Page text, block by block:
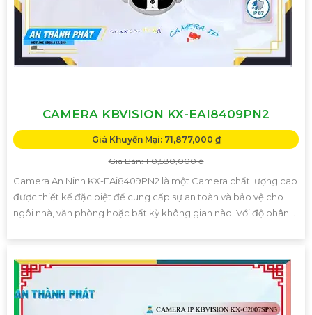
CAMERA KBVISION KX-EAI8409PN2
Giá Khuyến Mại: 71,877,000 ₫
Giá Bán: 110,580,000 ₫
Camera An Ninh KX-EAi8409PN2 là một Camera chất lượng cao
được thiết kế đặc biệt để cung cấp sự an toàn và bảo vệ cho
ngôi nhà, văn phòng hoặc bất kỳ không gian nào. Với độ phân...